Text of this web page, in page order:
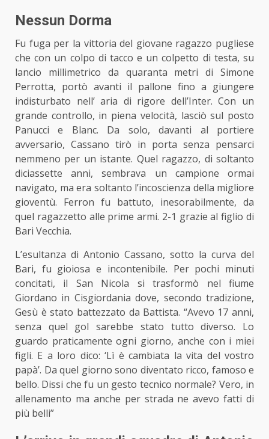
Nessun Dorma
Fu fuga per la vittoria del giovane ragazzo pugliese
che con un colpo di tacco e un colpetto di testa, su
lancio millimetrico da quaranta metri di Simone
Perrotta, portò avanti il pallone fino a giungere
indisturbato nell’ aria di rigore dell’Inter. Con un
grande controllo, in piena velocità, lasciò sul posto
Panucci e Blanc. Da solo, davanti al portiere
avversario, Cassano tirò in porta senza pensarci
nemmeno per un istante. Quel ragazzo, di soltanto
diciassette anni, sembrava un campione ormai
navigato, ma era soltanto l’incoscienza della migliore
gioventù. Ferron fu battuto, inesorabilmente, da
quel ragazzetto alle prime armi. 2-1 grazie al figlio di
Bari Vecchia.
L’esultanza di Antonio Cassano, sotto la curva del
Bari, fu gioiosa e incontenibile. Per pochi minuti
concitati, il San Nicola si trasformò nel fiume
Giordano in Cisgiordania dove, secondo tradizione,
Gesù è stato battezzato da Battista. “Avevo 17 anni,
senza quel gol sarebbe stato tutto diverso. Lo
guardo praticamente ogni giorno, anche con i miei
figli. E a loro dico: ‘Lì è cambiata la vita del vostro
papà’. Da quel giorno sono diventato ricco, famoso e
bello. Dissi che fu un gesto tecnico normale? Vero, in
allenamento ma anche per strada ne avevo fatti di
più belli”